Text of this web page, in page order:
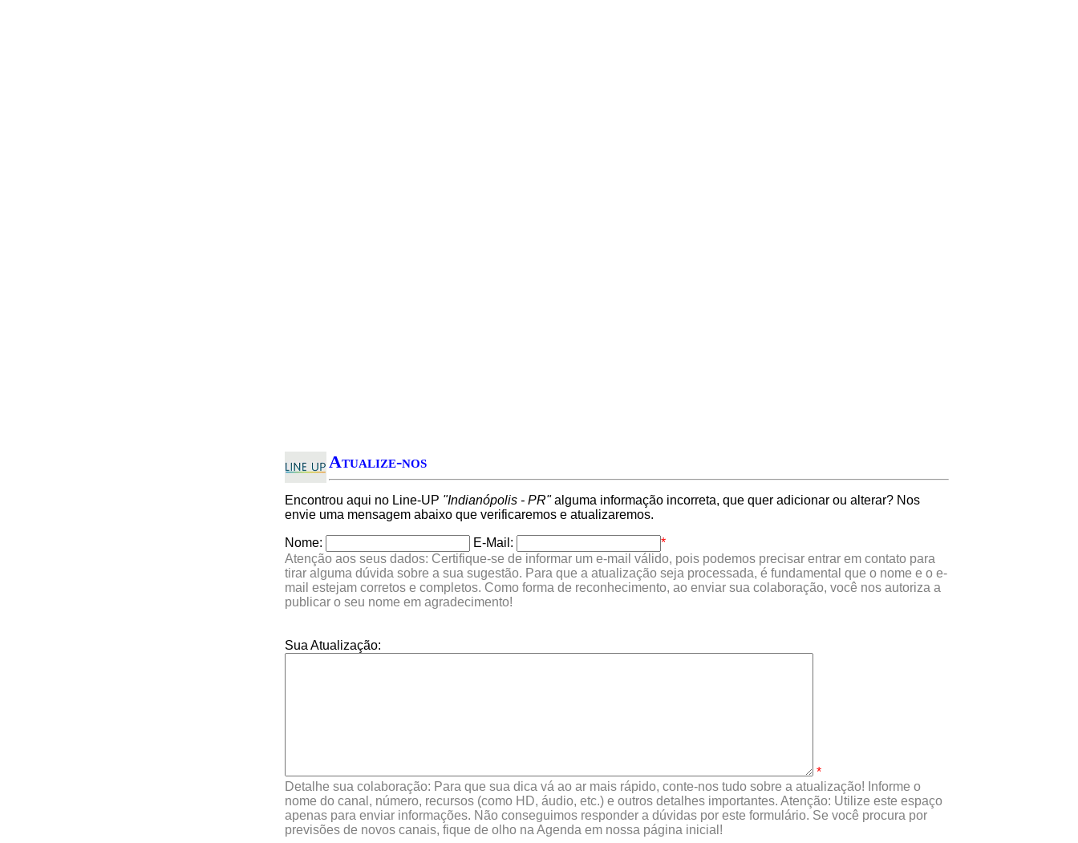
Atualize-nos
Encontrou aqui no Line-UP "Indianópolis - PR"alguma informação incorreta, que quer adicionar ou alterar? Nos
envie uma mensagem abaixo que verificaremos e atualizaremos.
Nome: E-Mail:
*
Atenção aos seus dados: Certifique-se de informar um e-mail válido, pois podemos precisar entrar em contato para
tirar alguma dúvida sobre a sua sugestão. Para que a atualização seja processada, é fundamental que o nome e o e-
mail estejam corretos e completos. Como forma de reconhecimento, ao enviar sua colaboração, você nos autoriza a
publicar o seu nome em agradecimento!
Sua Atualização:
*
Detalhe sua colaboração: Para que sua dica vá ao ar mais rápido, conte-nos tudo sobre a atualização! Informe o
nome do canal, número, recursos (como HD, áudio, etc.) e outros detalhes importantes. Atenção: Utilize este espaço
apenas para enviar informações. Não conseguimos responder a dúvidas por este formulário. Se você procura por
previsões de novos canais, fique de olho na Agenda em nossa página inicial!